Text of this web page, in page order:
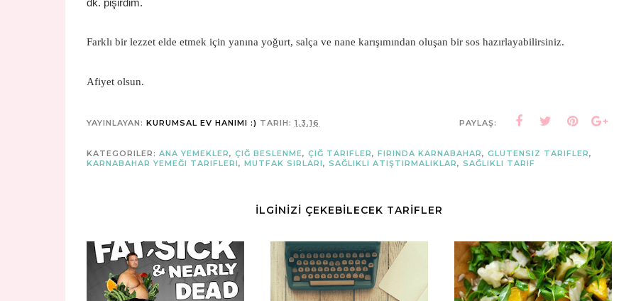
dk. pişirdim.
Farklı bir lezzet elde etmek için yanına yoğurt, salça ve nane karışımından oluşan bir sos hazırlayabilirsiniz.
Afiyet olsun.
YAYINLAYAN: KURUMSAL EV HANIMI :) TARIH: 1.3.16 PAYLAŞ:
KATEGORILER: ANA YEMEKLER, ÇIĞ BESLENME, ÇIĞ TARIFLER, FIRINDA KARNABAHAR, GLUTENSIZ TARIFLER,
KARNABAHAR YEMEĞI TARIFLERI, MUTFAK SIRLARI, SAĞLIKLI ATIŞTIRMALIKLAR, SAĞLIKLI TARIF
İLGİNİZİ ÇEKEBİLECEK TARİFLER